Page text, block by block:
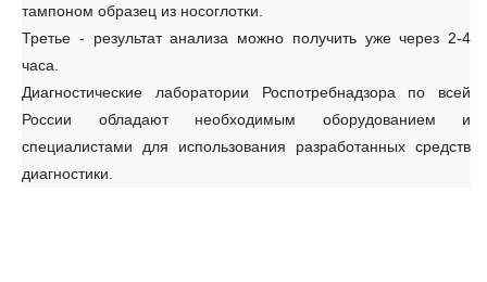
тампоном образец из носоглотки.
Третье - результат анализа можно получить уже через 2-4
часа.
Диагностические лаборатории Роспотребнадзора по всей
России обладают необходимым оборудованием и
специалистами для использования разработанных средств
диагностики.